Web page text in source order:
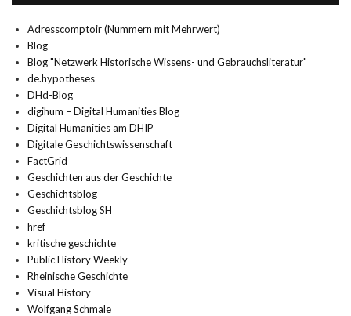
Adresscomptoir (Nummern mit Mehrwert)
Blog
Blog "Netzwerk Historische Wissens- und Gebrauchsliteratur"
de.hypotheses
DHd-Blog
digihum – Digital Humanities Blog
Digital Humanities am DHIP
Digitale Geschichtswissenschaft
FactGrid
Geschichten aus der Geschichte
Geschichtsblog
Geschichtsblog SH
href
kritische geschichte
Public History Weekly
Rheinische Geschichte
Visual History
Wolfgang Schmale